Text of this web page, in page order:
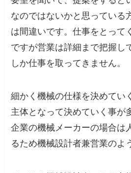
なのではないかと思っている
は間違いです。仕事をとって
ですが営業は詳細まで把握し
しか仕事を取ってきません。
細かく機械の仕様を決めてい
主体となって決めていく事が
企業の機械メーカーの場合は
るため機械設計者兼営業のよ